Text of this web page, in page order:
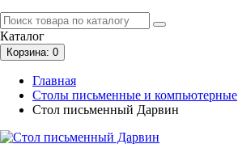
Каталог
Корзина: 0
Главная
Столы письменные и компьютерные
Стол письменный Дарвин